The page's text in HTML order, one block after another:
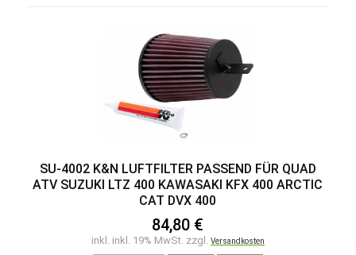
SU-4002 K&N LUFTFILTER PASSEND FÜR QUAD
ATV SUZUKI LTZ 400 KAWASAKI KFX 400 ARCTIC
CAT DVX 400
84,80 €
inkl. inkl. 19% MwSt. zzgl. Versandkosten